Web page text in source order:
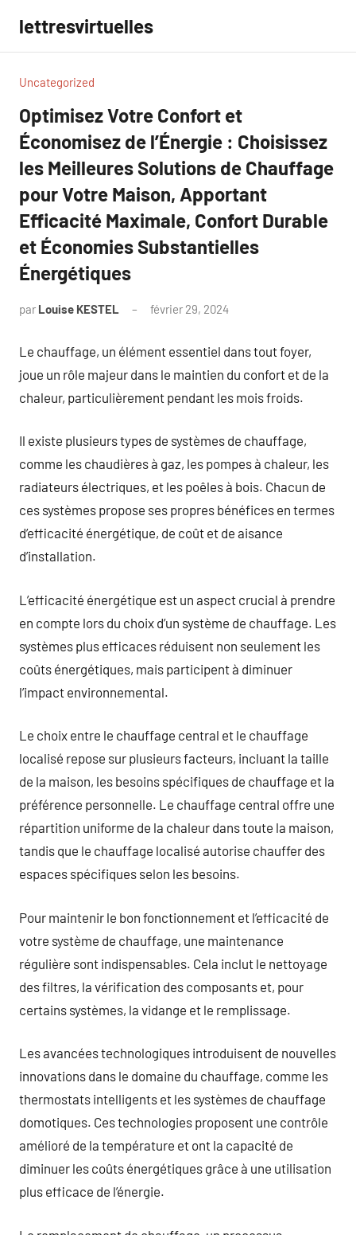
contenu
lettresvirtuelles
Uncategorized
Optimisez Votre Confort et
Économisez de l’Énergie : Choisissez
les Meilleures Solutions de Chauffage
pour Votre Maison, Apportant
Efficacité Maximale, Confort Durable
et Économies Substantielles
Énergétiques
par Louise KESTEL février 29, 2024
Le chauffage, un élément essentiel dans tout foyer,
joue un rôle majeur dans le maintien du confort et de la
chaleur, particulièrement pendant les mois froids.
Il existe plusieurs types de systèmes de chauffage,
comme les chaudières à gaz, les pompes à chaleur, les
radiateurs électriques, et les poêles à bois. Chacun de
ces systèmes propose ses propres bénéfices en termes
d’efficacité énergétique, de coût et de aisance
d’installation.
L’efficacité énergétique est un aspect crucial à prendre
en compte lors du choix d’un système de chauffage. Les
systèmes plus efficaces réduisent non seulement les
coûts énergétiques, mais participent à diminuer
l’impact environnemental.
Le choix entre le chauffage central et le chauffage
localisé repose sur plusieurs facteurs, incluant la taille
de la maison, les besoins spécifiques de chauffage et la
préférence personnelle. Le chauffage central offre une
répartition uniforme de la chaleur dans toute la maison,
tandis que le chauffage localisé autorise chauffer des
espaces spécifiques selon les besoins.
Pour maintenir le bon fonctionnement et l’efficacité de
votre système de chauffage, une maintenance
régulière sont indispensables. Cela inclut le nettoyage
des filtres, la vérification des composants et, pour
certains systèmes, la vidange et le remplissage.
Les avancées technologiques introduisent de nouvelles
innovations dans le domaine du chauffage, comme les
thermostats intelligents et les systèmes de chauffage
domotiques. Ces technologies proposent une contrôle
amélioré de la température et ont la capacité de
diminuer les coûts énergétiques grâce à une utilisation
plus efficace de l’énergie.